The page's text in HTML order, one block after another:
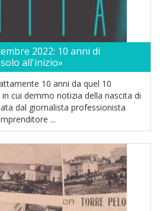
2022: 10 anni di
all'inizio»
10 anni da quel 10
cui demmo notizia della nascita di
dal giornalista professionista
...